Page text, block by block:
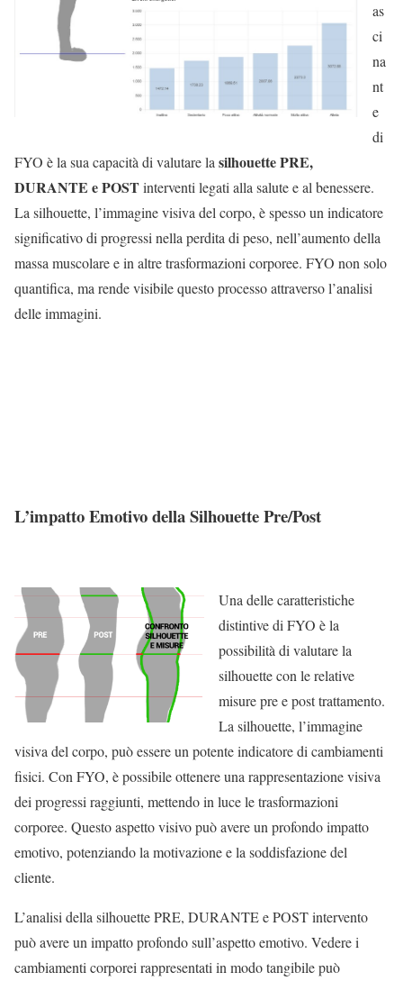
as
ci
na
nt
e
di
FYO è la sua capacità di valutare la silhouette PRE,
DURANTE e POSTinterventi legati alla salute e al benessere.
La silhouette, l’immagine visiva del corpo, è spesso un indicatore
significativo di progressi nella perdita di peso, nell’aumento della
massa muscolare e in altre trasformazioni corporee. FYO non solo
quantifica, ma rende visibile questo processo attraverso l’analisi
delle immagini.
L’impatto Emotivo della Silhouette Pre/Post
Una delle caratteristiche
distintive di FYO è la
possibilità di valutare la
silhouette con le relative
misure pre e post trattamento.
La silhouette, l’immagine
visiva del corpo, può essere un potente indicatore di cambiamenti
fisici. Con FYO, è possibile ottenere una rappresentazione visiva
dei progressi raggiunti, mettendo in luce le trasformazioni
corporee. Questo aspetto visivo può avere un profondo impatto
emotivo, potenziando la motivazione e la soddisfazione del
cliente.
L’analisi della silhouette PRE, DURANTE e POST intervento
può avere un impatto profondo sull’aspetto emotivo. Vedere i
cambiamenti corporei rappresentati in modo tangibile può